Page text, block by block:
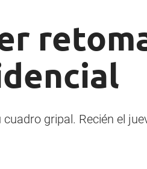
gripal. Recién el